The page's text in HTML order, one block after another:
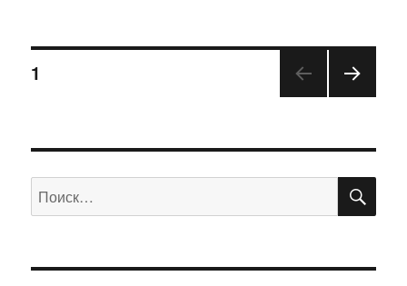
1
Искать: